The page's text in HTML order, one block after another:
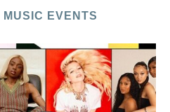
MUSIC EVENTS